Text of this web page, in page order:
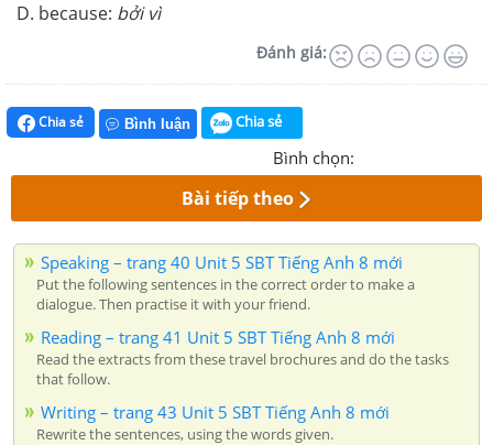
D. because: bởi vì
Đánh giá:
Chia sẻ Bình luận Chia sẻ
Bình chọn:
Bài tiếp theo
Speaking – trang 40 Unit 5 SBT Tiếng Anh 8 mới
Put the following sentences in the correct order to make a
dialogue. Then practise it with your friend.
Reading – trang 41 Unit 5 SBT Tiếng Anh 8 mới
Read the extracts from these travel brochures and do the tasks
that follow.
Writing – trang 43 Unit 5 SBT Tiếng Anh 8 mới
Rewrite the sentences, using the words given.